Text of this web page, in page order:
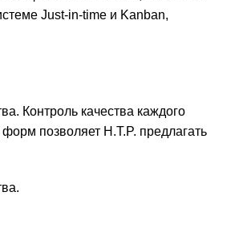
Just-in-time и Kanban,
Контроль качества каждого
позволяет H.T.P. предлагать